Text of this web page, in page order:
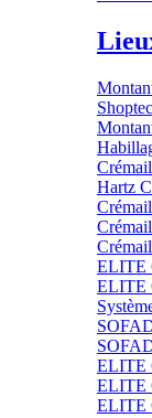
Shoptec
Hartz
ELITE
ELITE
ELITE
ELITE
ELITE